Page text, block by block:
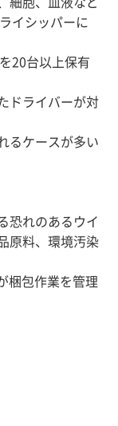
イシッパーに
20台以上保有
ドライバーが対
るケースが多い
恐れのあるウイ
原料、環境汚染
梱包作業を管理